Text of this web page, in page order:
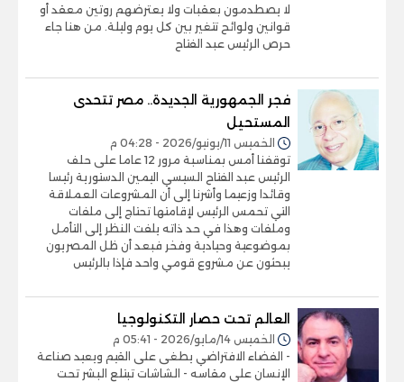
لا يصطدمون بعقبات ولا يعترضهم روتين معقد أو
قوانين ولوائح تتغير بين كل يوم وليلة. من هنا جاء
حرص الرئيس عبد الفتاح
فجر الجمهورية الجديدة.. مصر تتحدى
المستحيل
الخميس 11/يونيو/2026 - 04:28 م
توقفنا أمس بمناسبة مرور 12 عاما على حلف
الرئيس عبد الفتاح السيسي اليمين الدستورية رئيسا
وقائدا وزعيما وأشرنا إلى أن المشروعات العملاقة
التي تحمس الرئيس لإقامتها تحتاج إلى ملفات
وملفات وهذا في حد ذاته يلفت النظر إلى التأمل
بموضوعية وحيادية وفخر فبعد أن ظل المصريون
يبحثون عن مشروع قومي واحد فإذا بالرئيس
العالم تحت حصار التكنولوجيا
الخميس 14/مايو/2026 - 05:41 م
- الفضاء الافتراضي يطغى على القيم ويعيد صناعة
الإنسان على مقاسه - الشاشات تبتلع البشر تحت